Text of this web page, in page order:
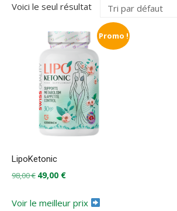
Voici le seul résultat
Promo !
LipoKetonic
98,00€ Le
initial
49,00 €Le
actuel
Voir le meilleur prix